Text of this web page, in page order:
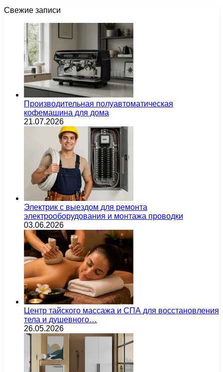
Свежие записи
Производительная полуавтоматическая
кофемашина для дома
21.07.2026
Электрик с выездом для ремонта
электрооборудования и монтажа проводки
03.06.2026
Центр тайского массажа и СПА для восстановления
тела и душевного…
26.05.2026